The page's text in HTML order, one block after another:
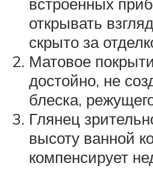
встроенных
открывать
скрыто за
Матовое
достойно, не
блеска,
Глянец
высоту ванной
компенсирует